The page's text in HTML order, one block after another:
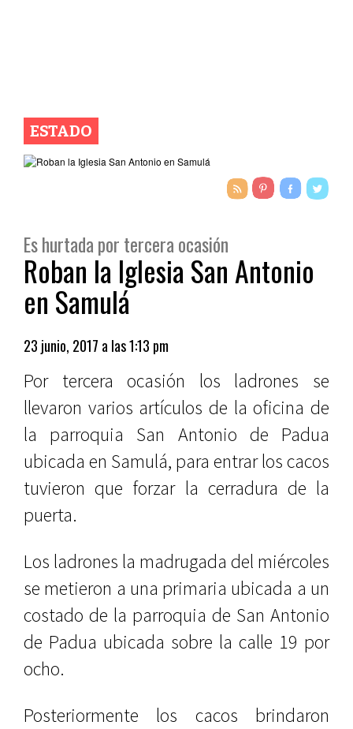
ESTADO
Es hurtada por tercera ocasión
Roban la Iglesia San Antonio
en Samulá
23 junio, 2017 a las 1:13 pm
Por tercera ocasión los ladrones se
llevaron varios artículos de la oficina de
la parroquia San Antonio de Padua
ubicada en Samulá, para entrar los cacos
tuvieron que forzar la cerradura de la
puerta.
Los ladrones la madrugada del miércoles
se metieron a una primaria ubicada a un
costado de la parroquia de San Antonio
de Padua ubicada sobre la calle 19 por
ocho.
Posteriormente los cacos brindaron